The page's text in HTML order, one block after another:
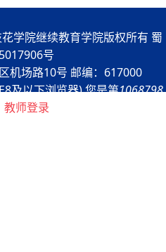
学院继续教育学院版权所有 蜀
号
机场路10号 邮编：617000
及以下浏览器) 您是第1068798
教师登录